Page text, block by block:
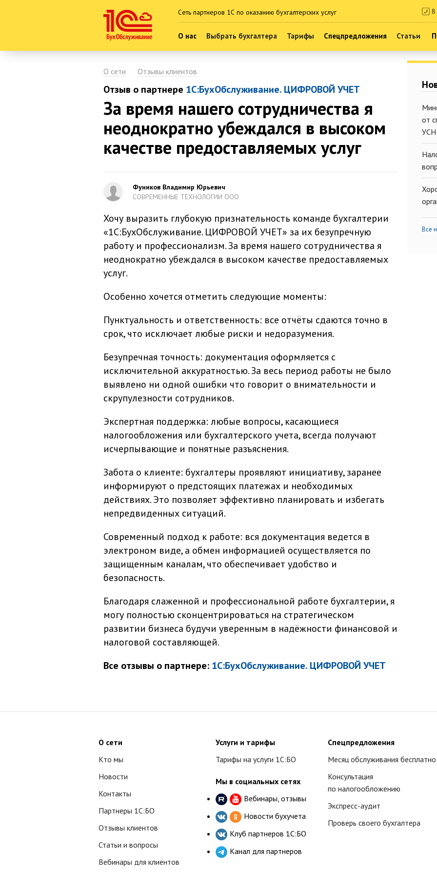
Сеть партнеров 1С по оказанию бухгалтерских услуг 8
О нас Выбрать бухгалтера Тарифы Спецпредложения Статьи
О сети Отзывы клиентов
Отзыв о партнере 1С:БухОбслуживание. ЦИФРОВОЙ УЧЕТ
За время нашего сотрудничества я
неоднократно убеждался в высоком
качестве предоставляемых услуг
Фуников Владимир Юрьевич
СОВРЕМЕННЫЕ ТЕХНОЛОГИИ ООО
Хочу выразить глубокую признательность команде бухгалтерии
«1С:БухОбслуживание. ЦИФРОВОЙ УЧЕТ» за их безупречную
работу и профессионализм. За время нашего сотрудничества я
неоднократно убеждался в высоком качестве предоставляемых
услуг.
Особенно хочется отметить следующие моменты:
Пунктуальность и ответственность: все отчёты сдаются точно в
срок, что исключает любые риски и недоразумения.
Безупречная точность: документация оформляется с
исключительной аккуратностью. За весь период работы не было
выявлено ни одной ошибки что говорит о внимательности и
скрупулезности сотрудников.
Экспертная поддержка: любые вопросы, касающиеся
налогообложения или бухгалтерского учета, всегда получают
исчерпывающие и понятные разъяснения.
Забота о клиенте: бухгалтеры проявляют инициативу, заранее
информируют о предстоящих платежах и необходимых
действиях. Это позволяет эффективно планировать и избегать
непредвиденных ситуаций.
Современный подход к работе: вся документация ведется в
электроном виде, а обмен информацией осуществляется по
защищенным каналам, что обеспечивает удобство и
безопасность.
Благодаря слаженной и профессиональной работе бухгалтерии, я
могу полностью сконцентрироваться на стратегическом
развитии бизнеса будучи уверенным в надёжности финансовой и
налоговой составляющей.
Все отзывы о партнере: 1С:БухОбслуживание. ЦИФРОВОЙ УЧЕТ
от
УСН
Все
О сети
Кто мы
Новости
Контакты
Партнеры 1С:БО
Отзывы клиентов
Статьи и вопросы
Вебинары для клиентов
Услуги и тарифы
Тарифы на услуги 1С:БО
Мы в социальных сетях
Вебинары, отзывы
Новости бухучета
Клуб партнеров 1С:БО
Канал для партнеров
Спецпредложения
Месяц обслуживания бесплатно
Консультация
по налогообложению
Экспресс-аудит
Проверь своего бухгалтера